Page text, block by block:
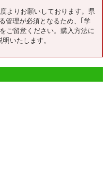
よりお願いしております。県
管理が必須となるため、｢学
ご留意ください。購入方法に
いたします。